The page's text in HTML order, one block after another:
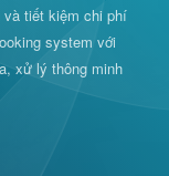
và tiết kiệm chi phí
system với
xử lý thông minh